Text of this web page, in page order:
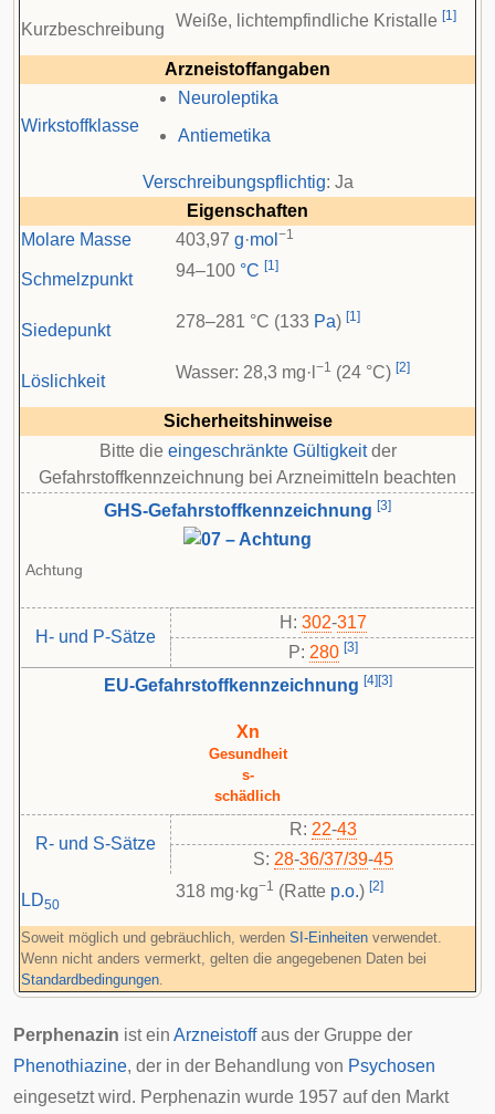
Kurzbeschreibung Weiße, lichtempfindliche Kristalle [1]
Arzneistoffangaben
Wirkstoffklasse
Neuroleptika
Antiemetika
Verschreibungspflichtig: Ja
Eigenschaften
Molare Masse
403,97 g·mol −1
Schmelzpunkt 94–100 °C [1]
Siedepunkt 278–281 °C (133 Pa) [1]
Löslichkeit Wasser: 28,3 mg·l −1 (24 °C) [2]
Sicherheitshinweise
Bitte die eingeschränkte Gültigkeitder
Gefahrstoffkennzeichnung bei Arzneimitteln beachten
GHS-Gefahrstoffkennzeichnung [3]
Achtung
H- und P-Sätze
H: 302-317
P: 280 [3]
EU-Gefahrstoffkennzeichnung [4] [3]
Xn
Gesundheit
s-
schädlich
R- und S-Sätze
R: 22-43
S: 28-36/37/39-45
LD50
318 mg·kg−1 (Ratte p.o.) [2]
Soweit möglich und gebräuchlich, werden SI-Einheiten verwendet.
Wenn nicht anders vermerkt, gelten die angegebenen Daten bei
Standardbedingungen.
Perphenazin ist ein Arzneistoffaus der Gruppe der
Phenothiazine, der in der Behandlung von Psychosen
eingesetzt wird. Perphenazin wurde 1957 auf den Markt